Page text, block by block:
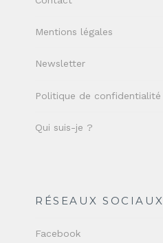
Mentions légales
Newsletter
Politique de confidentialité
Qui suis-je ?
RÉSEAUX SOCIAUX
Facebook